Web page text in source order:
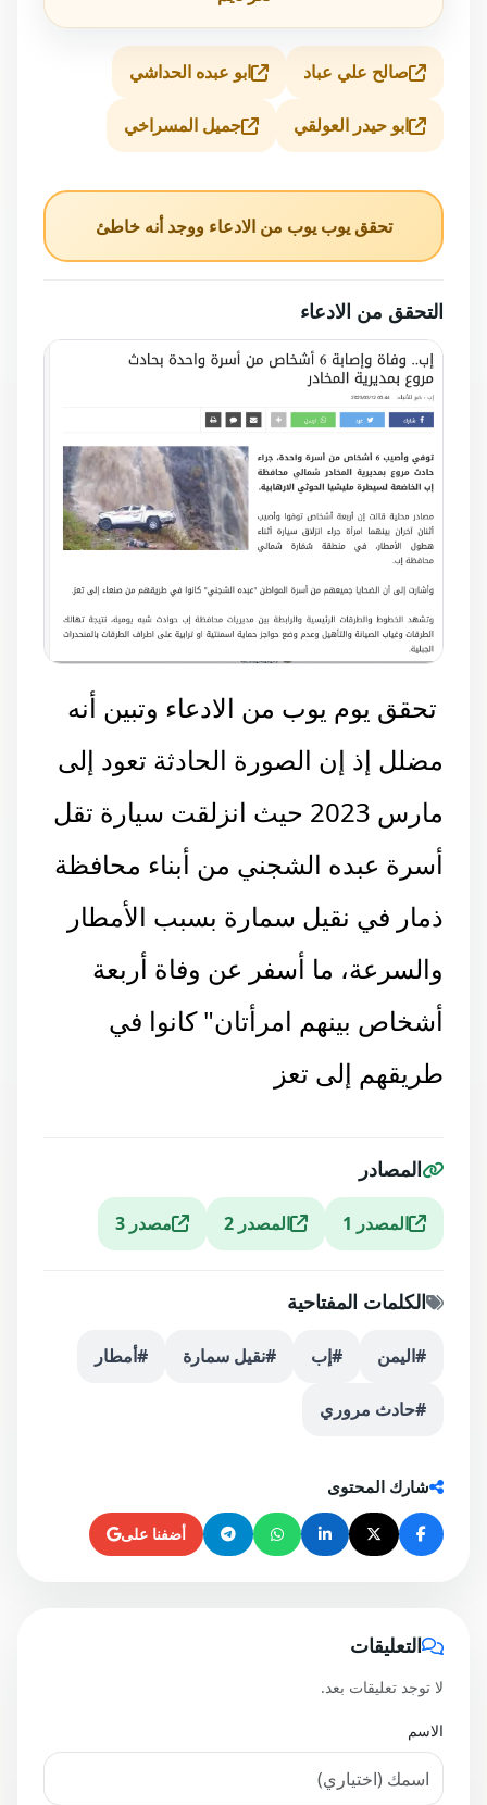
صالح علي عباد ابو عبده الحداشي
ابو حيدر العولقي جميل المسراخي
تحقق يوب يوب من الادعاء ووجد أنه خاطئ
التحقق من الادعاء
تحقق يوم يوب من الادعاء وتبين أنه
مضلل إذ إن الصورة الحادثة تعود إلى
مارس 2023 حيث انزلقت سيارة تقل
أسرة عبده الشجني من أبناء محافظة
ذمار في نقيل سمارة بسبب الأمطار
والسرعة، ما أسفر عن وفاة أربعة
أشخاص بينهم امرأتان" كانوا في
طريقهم إلى تعز
المصادر
المصدر 1 المصدر 2 مصدر 3
الكلمات المفتاحية
#اليمن #إب #نقيل سمارة #أمطار
#حادث مروري
شارك المحتوى
أضفنا على
التعليقات
لا توجد تعليقات بعد.
الاسم